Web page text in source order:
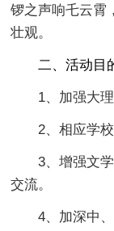
锣之声响乇云霄
壮观。
二、活动目
1、加强大理
2、相应学校
3、增强文学
交流。
4、加深中、